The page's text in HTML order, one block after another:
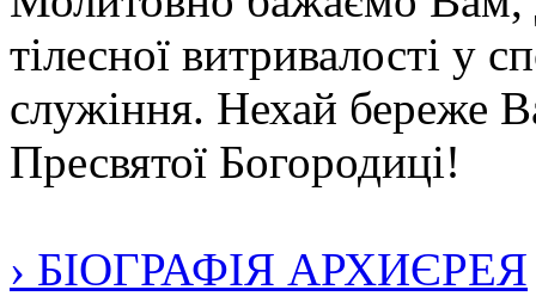
тілесної витривалості у
служіння. Нехай береже
Пресвятої Богородиці!
› БІОГРАФІЯ АРХИЄРЕЯ